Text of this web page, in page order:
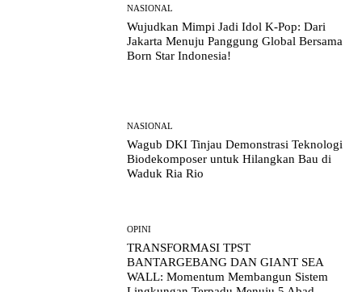
NASIONAL
Wujudkan Mimpi Jadi Idol K-Pop: Dari
Jakarta Menuju Panggung Global Bersama
Born Star Indonesia!
NASIONAL
Wagub DKI Tinjau Demonstrasi Teknologi
Biodekomposer untuk Hilangkan Bau di
Waduk Ria Rio
OPINI
TRANSFORMASI TPST
BANTARGEBANG DAN GIANT SEA
WALL: Momentum Membangun Sistem